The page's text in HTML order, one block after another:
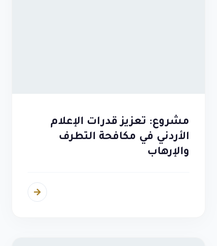
مشروع: تعزيز قدرات الإعلام
الأردني في مكافحة التطرف
والإرهاب